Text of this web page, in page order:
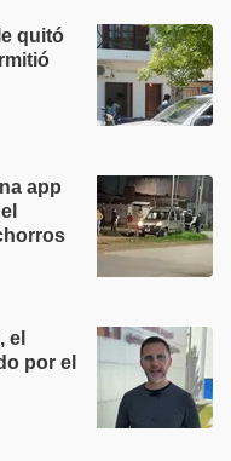
quitó
app
el
por el